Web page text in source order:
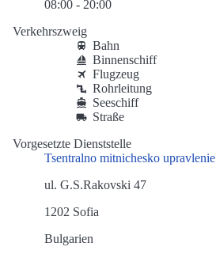
08:00 - 20:00
Verkehrszweig
Bahn
Binnenschiff
Flugzeug
Rohrleitung
Seeschiff
Straße
Vorgesetzte Dienststelle
Tsentralno mitnichesko upravlenie
ul. G.S.Rakovski 47
1202 Sofia
Bulgarien